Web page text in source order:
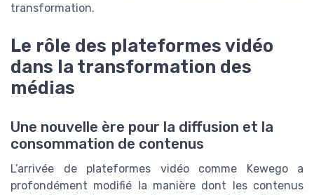
transformation.
Le rôle des plateformes vidéo
dans la transformation des
médias
Une nouvelle ère pour la diffusion et la
consommation de contenus
L’arrivée de plateformes vidéo comme Kewego a
profondément modifié la manière dont les contenus